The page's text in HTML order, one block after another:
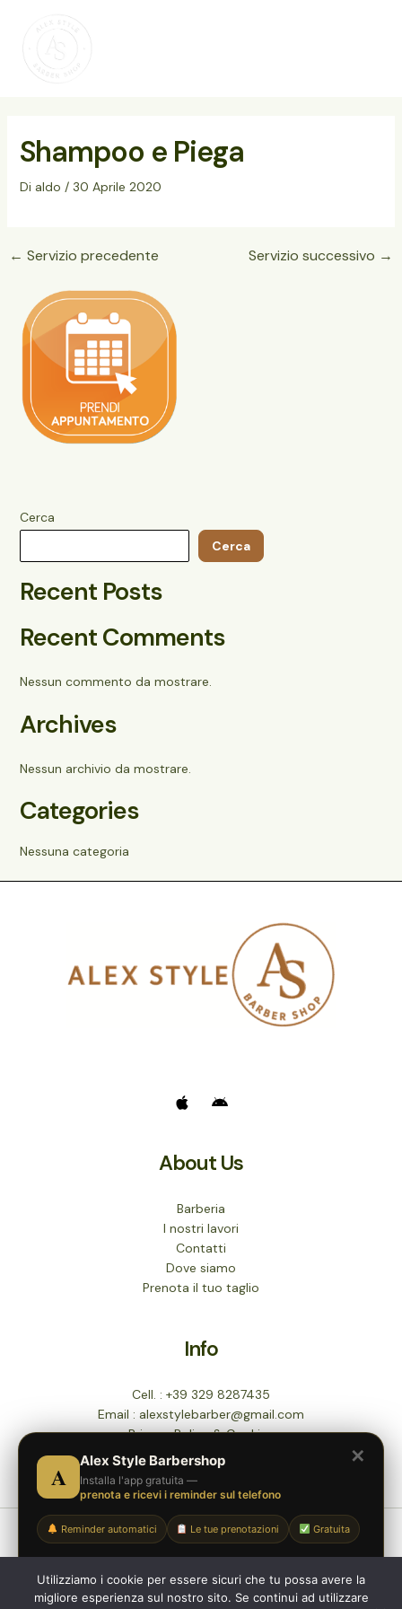
contenuto
Shampoo e Piega
Di aldo / 30 Aprile 2020
← Servizio precedente Servizio successivo →
Cerca
Cerca
Recent Posts
Recent Comments
Nessun commento da mostrare.
Archives
Nessun archivio da mostrare.
Categories
Nessuna categoria
About Us
Barberia
I nostri lavori
Contatti
Dove siamo
Prenota il tuo taglio
Info
Cell. : +39 329 8287435
Email : alexstylebarber@gmail.com
Privacy Policy & Cookies
Lascia la tua recensione
© 2026 Alex Style Barbershop a Capua (CE). All rights
reserved.
Powered by Webproject A.R.
✕
A Alex Style Barbershop
Installa l'app gratuita —
prenota e ricevi i reminder sul telefono
Reminder automatici Le tue prenotazioni Gratuita
Installa su Android
Utilizziamo i cookie per essere sicuri che tu possa avere la
migliore esperienza sul nostro sito. Se continui ad utilizzare